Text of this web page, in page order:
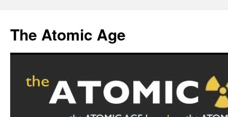
content
The Atomic Age